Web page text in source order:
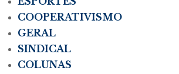
COOPERATIVISMO
GERAL
SINDICAL
COLUNAS